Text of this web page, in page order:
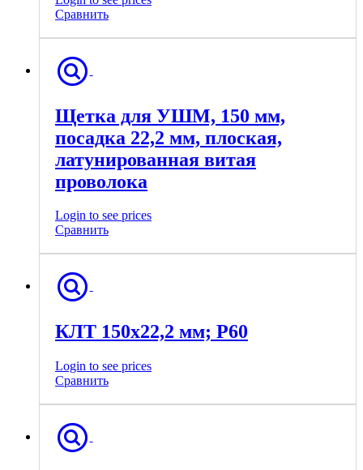
Сравнить
Щетка для УШМ, 150 мм,
посадка 22,2 мм, плоская,
латунированная витая
проволока
Login to see prices
Сравнить
КЛТ 150х22,2 мм; Р60
Login to see prices
Сравнить